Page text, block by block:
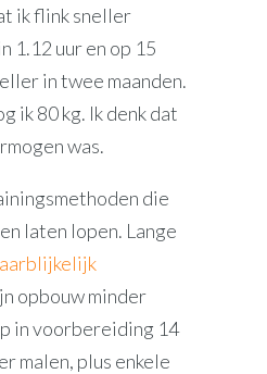
ik flink sneller
1.12 uur en op 15
in twee maanden.
ik 80 kg. Ik denk dat
was.
die
laten lopen. Lange
opbouw minder
in voorbereiding 14
malen, plus enkele